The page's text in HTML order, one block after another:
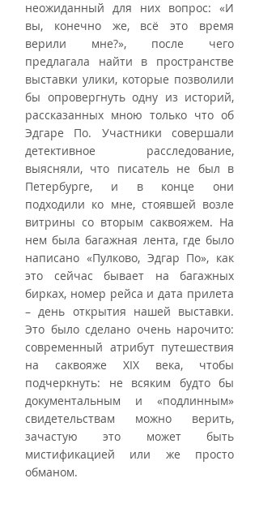
неожиданный для них вопрос: «И
вы, конечно же, всё это время
верили мне?», после чего
предлагала найти в пространстве
выставки улики, которые позволили
бы опровергнуть одну из историй,
рассказанных мною только что об
Эдгаре По. Участники совершали
детективное расследование,
выясняли, что писатель не был в
Петербурге, и в конце они
подходили ко мне, стоявшей возле
витрины со вторым саквояжем. На
нем была багажная лента, где было
написано «Пулково, Эдгар По», как
это сейчас бывает на багажных
бирках, номер рейса и дата прилета
– день открытия нашей выставки.
Это было сделано очень нарочито:
современный атрибут путешествия
на саквояже XIX века, чтобы
подчеркнуть: не всяким будто бы
документальным и «подлинным»
свидетельствам можно верить,
зачастую это может быть
мистификацией или же просто
обманом.